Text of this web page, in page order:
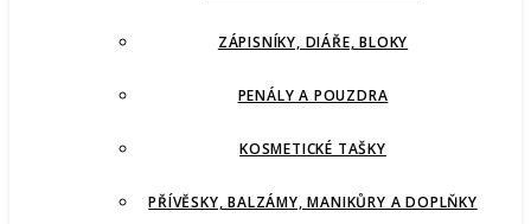
ZÁPISNÍKY, DIÁŘE, BLOKY
PENÁLY A POUZDRA
KOSMETICKÉ TAŠKY
PŘÍVĚSKY, BALZÁMY, MANIKŮRY A DOPLŇKY